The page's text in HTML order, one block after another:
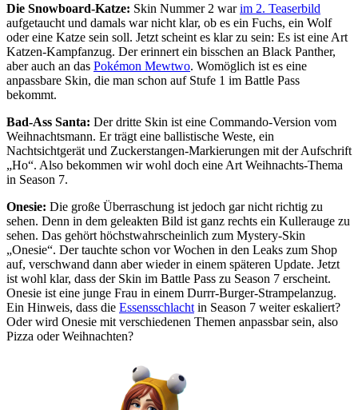
Die Snowboard-Katze: Skin Nummer 2 warim 2. Teaserbild
aufgetaucht und damals war nicht klar, ob es ein Fuchs, ein Wolf
oder eine Katze sein soll. Jetzt scheint es klar zu sein: Es ist eine Art
Katzen-Kampfanzug. Der erinnert ein bisschen an Black Panther,
aber auch an das Pokémon Mewtwo. Womöglich ist es eine
anpassbare Skin, die man schon auf Stufe 1 im Battle Pass
bekommt.
Bad-Ass Santa: Der dritte Skin ist eine Commando-Version vom
Weihnachtsmann. Er trägt eine ballistische Weste, ein
Nachtsichtgerät und Zuckerstangen-Markierungen mit der Aufschrift
„Ho“. Also bekommen wir wohl doch eine Art Weihnachts-Thema
in Season 7.
Onesie: Die große Überraschung ist jedoch gar nicht richtig zu
sehen. Denn in dem geleakten Bild ist ganz rechts ein Kullerauge zu
sehen. Das gehört höchstwahrscheinlich zum Mystery-Skin
„Onesie“. Der tauchte schon vor Wochen in den Leaks zum Shop
auf, verschwand dann aber wieder in einem späteren Update. Jetzt
ist wohl klar, dass der Skin im Battle Pass zu Season 7 erscheint.
Onesie ist eine junge Frau in einem Durrr-Burger-Strampelanzug.
Ein Hinweis, dass die Essensschlacht in Season 7 weiter eskaliert?
Oder wird Onesie mit verschiedenen Themen anpassbar sein, also
Pizza oder Weihnachten?